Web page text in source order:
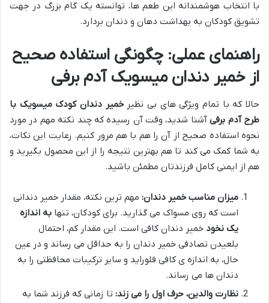
با انتخاب هوشمندانه این طعم ها، توانسته یک گام بزرگ در جهت
تشویق کودکان به بهداشت دهان و دندان بردارد.
راهنمای عملی: چگونگی استفاده صحیح
از خمیر دندان میسویک آدم برفی
حالا که با تمام ویژگی های بی نظیرخمیر دندان کودک میسویک با
طرح آدم برفیآشنا شدید، وقت آن رسیده که چند نکته مهم در مورد
نحوه استفاده صحیح از آن را هم با هم مرور کنیم. رعایت این نکات،
به شما کمک می کند تا هم بهترین نتیجه را از این محصول بگیرید و
هم از ایمنی کامل فرزندتان مطمئن باشید.
میزان مناسب خمیر دندان: مهم ترین نکته، مقدار خمیر دندانی
است که روی مسواک می گذارید. برای کودکان، تنها به اندازه
یک نخود خمیر دندان کافی است. این مقدار کم، احتمال
بلعیدن تصادفی خمیر دندان را به حداقل می رساند و در عین
حال، به اندازه ی کافی فلوراید و سایر ترکیبات محافظتی را به
دندان ها می رساند.
نظارت والدین، حرف اول را می زند: تا زمانی که فرزند شما به